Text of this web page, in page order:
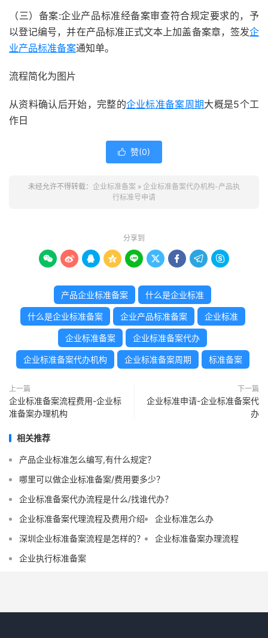
（三）备案:企业产品标准经备案审查符合规定要求的，予
以登记编号，并在产品标准正式文本上加盖备案章，签发企
业产品标准备案通知单。
流程简化为图片
从资料确认后开始，完整的企业标准备案周期大概是5个工
作日
 赞(0)
未经允许不得转载： 企业标准备案 » 企业标准备案代办机构-产品执
行标准号申请
分享到
        
产品企业标准备案 什么是企业标准
什么是企业标准备案 企业产品标准备案 企业标准
企业标准备案 企业标准备案代办
企业标准备案代办机构 企业标准备案周期 标准备案
上一篇
企业标准备案流程费用-企业标
准备案办理机构
下一篇
企业标准申请-企业标准备案代
办
相关推荐
产品企业标准怎么编写,有什么规定？
哪里可以做企业标准备案/费用要多少？
企业标准备案代办流程是什么/找谁代办？
企业标准备案代理流程及费用介绍
企业标准怎么办
深圳企业标准备案流程是怎样的？
企业标准备案办理流程
企业执行标准备案